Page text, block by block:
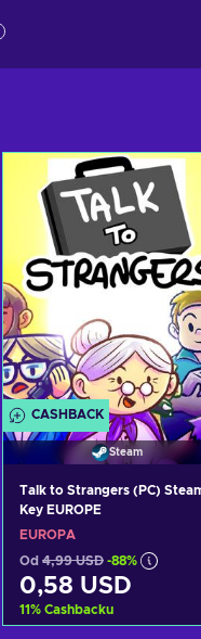
CASHBACK
Steam
Talk to Strangers (PC)
Key EUROPE
EUROPA
Od 4,99 USD -88%
0,58 USD
11% Cashbacku